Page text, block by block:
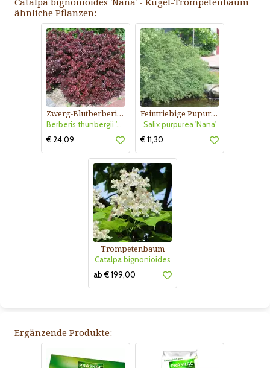
ähnliche Pflanzen:
Zwerg-Blutberberitze
Berberis thunbergii 'Atropurpurea Nana'
€ 24,09
Feintriebige Pupurweide
Salix purpurea 'Nana'
€ 11,30
Trompetenbaum
Catalpa bignonioides
ab € 199,00
Ergänzende Produkte: